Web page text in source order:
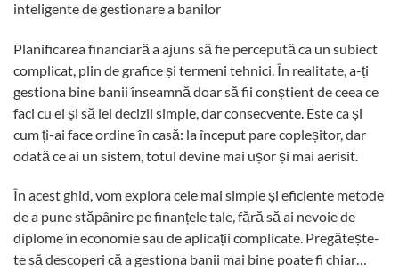
inteligente de gestionare a banilor
Planificarea financiară a ajuns să fie percepută ca un subiect
complicat, plin de grafice și termeni tehnici. În realitate, a-ți
gestiona bine banii înseamnă doar să fii conștient de ceea ce
faci cu ei și să iei decizii simple, dar consecvente. Este ca și
cum ți-ai face ordine în casă: la început pare copleșitor, dar
odată ce ai un sistem, totul devine mai ușor și mai aerisit.
În acest ghid, vom explora cele mai simple și eficiente metode
de a pune stăpânire pe finanțele tale, fără să ai nevoie de
diplome în economie sau de aplicații complicate. Pregătește-
te să descoperi că a gestiona banii mai bine poate fi chiar…